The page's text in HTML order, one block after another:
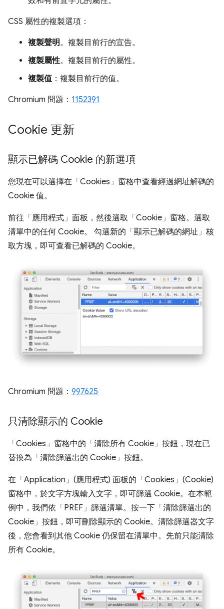
CSS 屬性的複製選項：
複製聲明。複製目前行的宣告。
複製屬性。複製目前行的屬性。
複製值：複製目前行的值。
Chromium 問題： 1152391
Cookie 更新
顯示已解碼 Cookie 的新選項
您現在可以選擇在「Cookies」 窗格中查看經過網址解碼的
Cookie 值。
前往「應用程式」 面板，然後選取「Cookie」 窗格。選取
清單中的任何 Cookie。 勾選新的「顯示已解碼的網址」 核
取方塊，即可查看已解碼的 Cookie。
Chromium 問題： 997625
只清除顯示的 Cookie
「Cookies」窗格中的「清除所有 Cookie」 按鈕，現在已
替換為「清除篩選出的 Cookie」 按鈕。
在「Application」(應用程式) 面板的「Cookies」(Cookie)
窗格中，於文字方塊輸入文字，即可篩選 Cookie。在本範
例中，我們依「PREF」篩選清單。按一下「清除篩選出的
Cookie」 按鈕，即可刪除顯示的 Cookie。清除篩選器文字
後，您會看到其他 Cookie 仍保留在清單中。先前只能清除
所有 Cookie。